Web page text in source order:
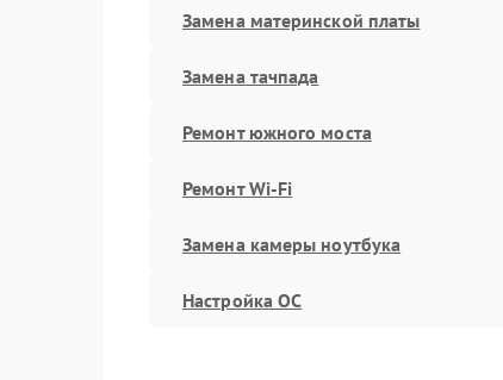
Замена материнской платы
Замена тачпада
Ремонт южного моста
Ремонт Wi-Fi
Замена камеры ноутбука
Настройка ОС